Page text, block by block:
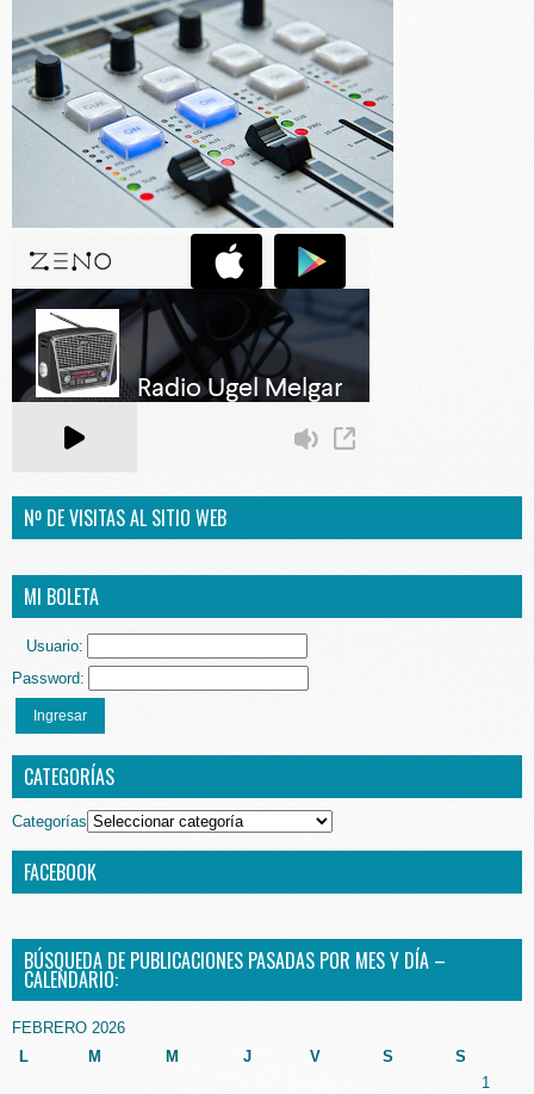
Nº DE VISITAS AL SITIO WEB
MI BOLETA
Usuario:
Password:
Ingresar
CATEGORÍAS
Categorías
FACEBOOK
BÚSQUEDA DE PUBLICACIONES PASADAS POR MES Y DÍA –
CALENDARIO:
FEBRERO 2026
L
M M J V S S
1